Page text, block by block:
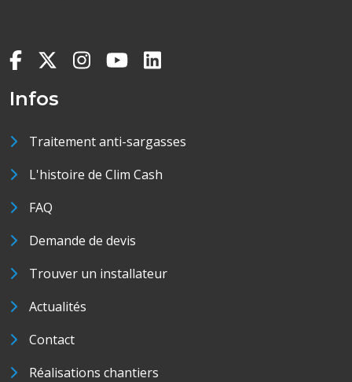
Infos
Traitement anti-sargasses
L'histoire de Clim Cash
FAQ
Demande de devis
Trouver un installateur
Actualités
Contact
Réalisations chantiers